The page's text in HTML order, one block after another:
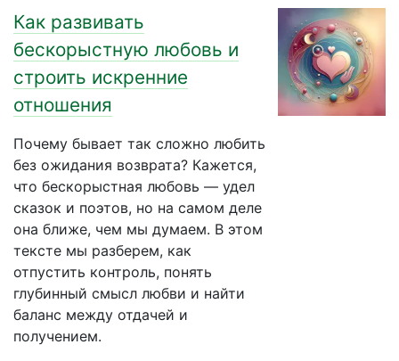
Как развивать
бескорыстную любовь и
строить искренние
отношения
Почему бывает так сложно любить
без ожидания возврата? Кажется,
что бескорыстная любовь — удел
сказок и поэтов, но на самом деле
она ближе, чем мы думаем. В этом
тексте мы разберем, как
отпустить контроль, понять
глубинный смысл любви и найти
баланс между отдачей и
получением.